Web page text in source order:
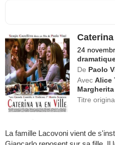
24
De Paolo
Avec Alice
Titre
La famille Lacovoni vient de